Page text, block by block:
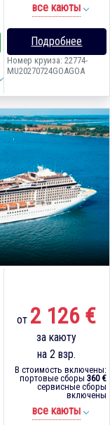
все каюты
Подробнее
Номер круиза: 22774-
MU20270724GOAGOA
от 2 126 €
за каюту
на 2 взр.
В стоимость включены:
портовые сборы 360 €
сервисные сборы
включены
все каюты